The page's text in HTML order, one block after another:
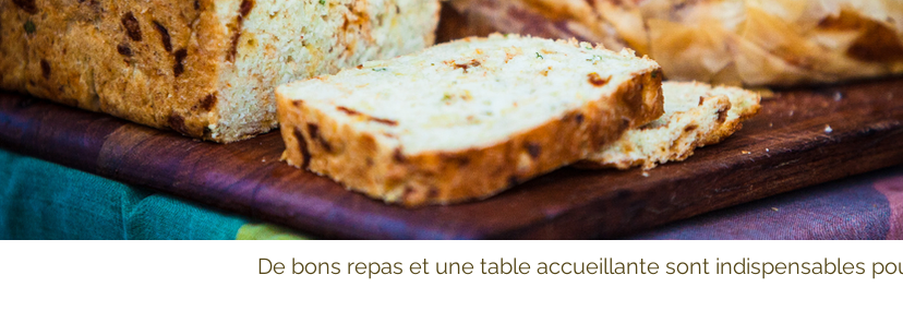
De bons repas et une table accueillante sont indispensables